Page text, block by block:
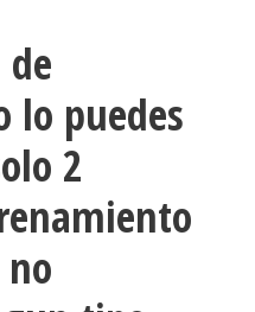
de
lo puedes
2